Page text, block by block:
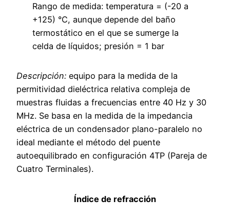
Rango de medida: temperatura = (-20 a
+125) °C, aunque depende del baño
termostático en el que se sumerge la
celda de líquidos; presión = 1 bar
Descripción: equipo para la medida de la
permitividad dieléctrica relativa compleja de
muestras fluidas a frecuencias entre 40 Hz y 30
MHz. Se basa en la medida de la impedancia
eléctrica de un condensador plano-paralelo no
ideal mediante el método del puente
autoequilibrado en configuración 4TP (Pareja de
Cuatro Terminales).
Índice de refracción